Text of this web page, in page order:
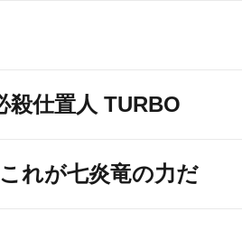
殺仕置人 TURBO
れが七炎竜の力だ